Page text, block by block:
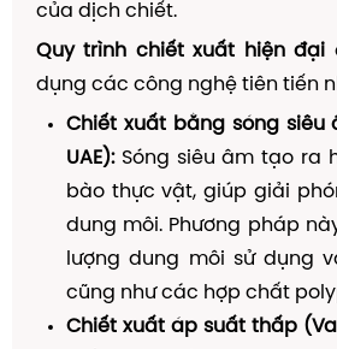
của dịch chiết.
Quy trình chiết xuất hiện đại
dụng các công nghệ tiên tiến
Chiết xuất bằng sóng siêu
UAE):Sóng siêu âm tạo ra
bào thực vật, giúp giải
dung môi. Phương pháp
lượng dung môi sử dụng
cũng như các hợp chất
Chiết xuất áp suất thấp